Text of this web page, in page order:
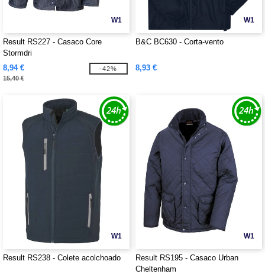
W1
Result RS227 - Casaco Core
Stormdri
8,94 €
15,40 €
-42%
W1
B&C BC630 - Corta-vento
8,93 €
W1
Result RS238 - Colete acolchoado
W1
Result RS195 - Casaco Urban
Cheltenham